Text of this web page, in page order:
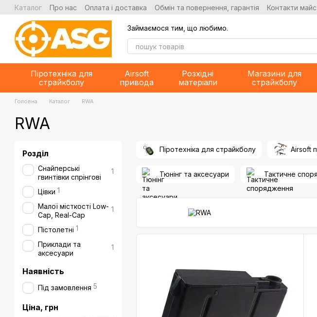
Перейти до основного контенту
Каталог Про нас Оплата і доставка Обмін та повернення, гарантія Контакти
Займаємося тим, що любимо.
Піротехніка для
страйкболу
Airsoft
привода
Розхідні
матеріали
Магазини для
страйкболу
Головна Каталог RWA
RWA
Піротехніка для страйкболу Airsoft
Тюнінг та аксесуари Тактичне
Розділ
Снайперські
гвинтівки спрінгові
1
Цівки 1
Малої місткості Low-
Cap, Real-Cap
1
Пістолетні 1
Приклади та
аксесуари
1
Наявність
Під замовлення 5
Ціна, грн